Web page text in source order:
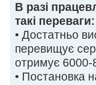
В разі
такі переваги:
• Достатньо
перевищує
отримує 6000-
• Постановка